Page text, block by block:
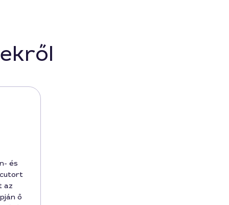
és
az
ő